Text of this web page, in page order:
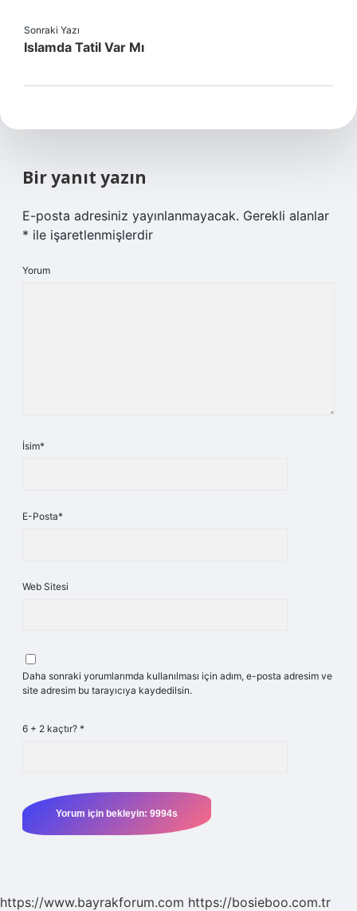
Sonraki Yazı
Islamda Tatil Var Mı
Bir yanıt yazın
E-posta adresiniz yayınlanmayacak. Gerekli alanlar
* ile işaretlenmişlerdir
Yorum
İsim*
E-Posta*
Web Sitesi
Daha sonraki yorumlarımda kullanılması için adım, e-posta adresim ve
site adresim bu tarayıcıya kaydedilsin.
6 + 2 kaçtır? *
https://www.bayrakforum.com https://bosieboo.com.tr